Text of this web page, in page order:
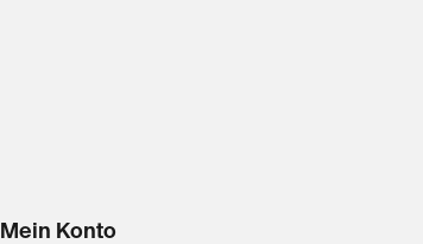
Mein Konto